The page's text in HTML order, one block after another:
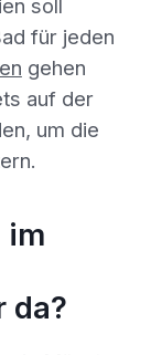
soll
für jeden
gehen
auf der
um die
im
da?